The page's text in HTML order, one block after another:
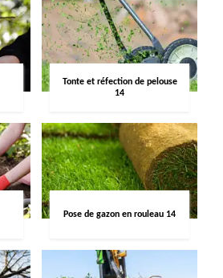
Tonte et réfection de pelouse
14
Pose de gazon en rouleau 14